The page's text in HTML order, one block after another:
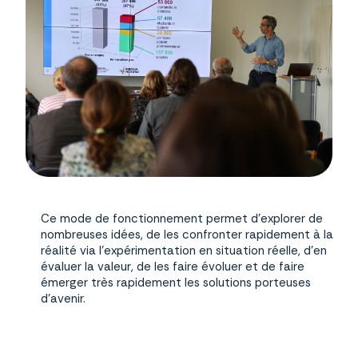
Ce mode de fonctionnement permet d’explorer de
nombreuses idées, de les confronter rapidement à la
réalité via l’expérimentation en situation réelle, d’en
évaluer la valeur, de les faire évoluer et de faire
émerger très rapidement les solutions porteuses
d’avenir.